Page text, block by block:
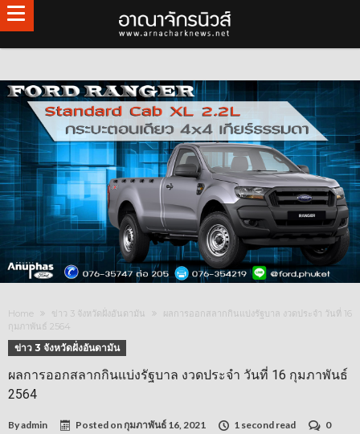
Home ข่าว 3 จังหวัดฝั่งอันดามัน
ผลการออกสลากกินแบ่งรัฐบาล งวดประจำ วันที่ 16
กุมภาพันธ์ 2564
ข่าว 3 จังหวัดฝั่งอันดามัน
ผลการออกสลากกินแบ่งรัฐบาล งวดประจำ วันที่ 16 กุมภาพันธ์
2564
Byadmin Posted on กุมภาพันธ์ 16, 2021 1 second read
0